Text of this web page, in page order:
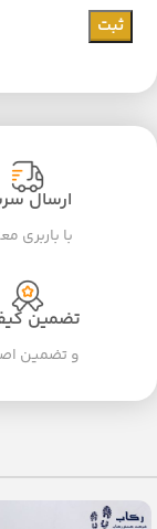
ارسال
با باربری
تضمین
و تضمین